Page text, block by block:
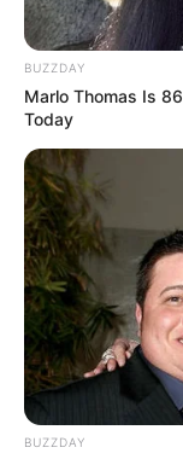
5. Mengenakan
BUZZDAY
Marlo Thomas Is
Today
BUZZDAY